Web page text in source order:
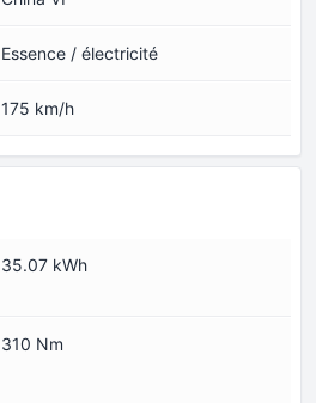
Essence / électricité
175 km/h
35.07 kWh
310 Nm